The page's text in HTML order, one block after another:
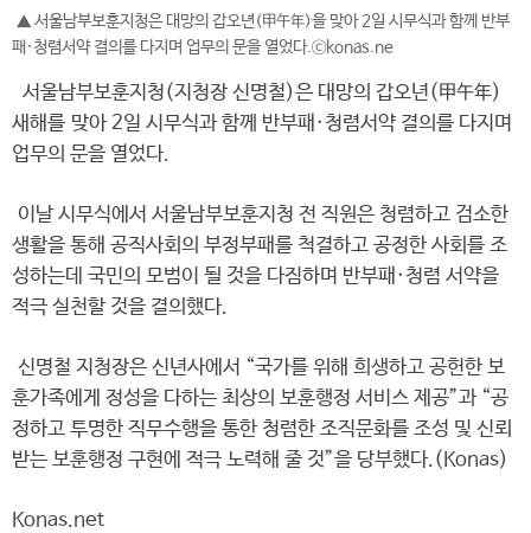
▲ 서울남부보훈지청은 대망의 갑오년(甲午年)을 맞아 2일 시무식과 함께 반부
패·청렴서약 결의를 다지며 업무의 문을 열었다.ⓒkonas.ne
서울남부보훈지청(지청장 신명철)은 대망의 갑오년(甲午年)
새해를 맞아 2일 시무식과 함께 반부패·청렴서약 결의를 다지며
업무의 문을 열었다.
이날 시무식에서 서울남부보훈지청 전 직원은 청렴하고 검소한
생활을 통해 공직사회의 부정부패를 척결하고 공정한 사회를 조
성하는데 국민의 모범이 될 것을 다짐하며 반부패·청렴 서약을
적극 실천할 것을 결의했다.
신명철 지청장은 신년사에서 “국가를 위해 희생하고 공헌한 보
훈가족에게 정성을 다하는 최상의 보훈행정 서비스 제공”과 “공
정하고 투명한 직무수행을 통한 청렴한 조직문화를 조성 및 신뢰
받는 보훈행정 구현에 적극 노력해 줄 것”을 당부했다.(Konas)
Konas.net